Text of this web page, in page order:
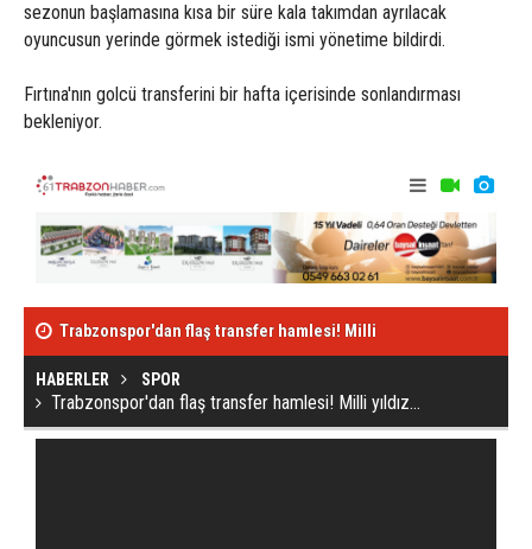
sezonun başlamasına kısa bir süre kala takımdan ayrılacak
oyuncusun yerinde görmek istediği ismi yönetime bildirdi.
Fırtına'nın golcü transferini bir hafta içerisinde sonlandırması
bekleniyor.
Trabzonspor'dan flaş transfer hamlesi! Milli
yıldız...
HABERLER SPOR
Trabzonspor'dan flaş transfer hamlesi! Milli yıldız...